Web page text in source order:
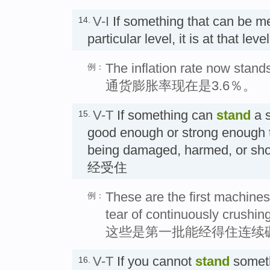
14. V-I If something that can be
particular level, it is at that
例： The inflation rate now
通货膨胀率现在是3.6％。
15. V-T If something can stand a
good enough or strong
being damaged, harmed, or
经受住
例： These are the first
tear of continuously
这些是第一批能经得住连
16. V-T If you cannot stand